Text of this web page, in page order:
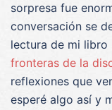
sorpresa fue
conversación se
lectura de mi libro
fronteras de la
reflexiones que
esperé algo así y